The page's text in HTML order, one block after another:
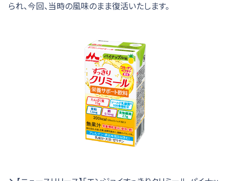
られ、今回、当時の風味のまま復活いたします。